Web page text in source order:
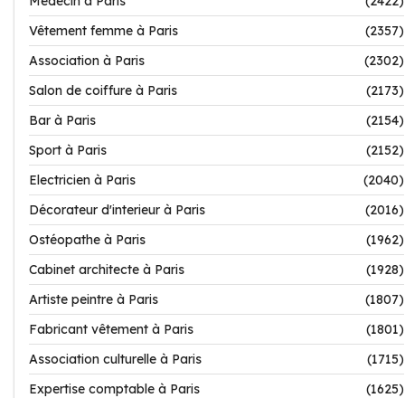
Vêtement femme à Paris
(2357)
Association à Paris
(2302)
Salon de coiffure à Paris
(2173)
Bar à Paris
(2154)
Sport à Paris
(2152)
Electricien à Paris
(2040)
Décorateur d'interieur à Paris
(2016)
Ostéopathe à Paris
(1962)
Cabinet architecte à Paris
(1928)
Artiste peintre à Paris
(1807)
Fabricant vêtement à Paris
(1801)
Association culturelle à Paris
(1715)
Expertise comptable à Paris
(1625)